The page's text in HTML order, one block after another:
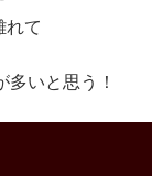
れて
多いと思う！